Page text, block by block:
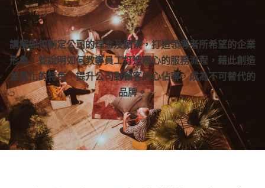
講解如何制定公司的理念及願景，打造領導者所希望的企業
形象，並說明如何教導員工打造暖心的服務流程，藉此創造
差異化的特色，提升公司對顧客的心佔率，成為不可替代的
品牌。